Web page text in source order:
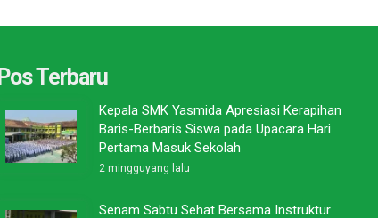
Pos Terbaru
Kepala SMK Yasmida Apresiasi Kerapihan
Baris-Berbaris Siswa pada Upacara Hari
Pertama Masuk Sekolah
2 mingguyang lalu
Senam Sabtu Sehat Bersama Instruktur